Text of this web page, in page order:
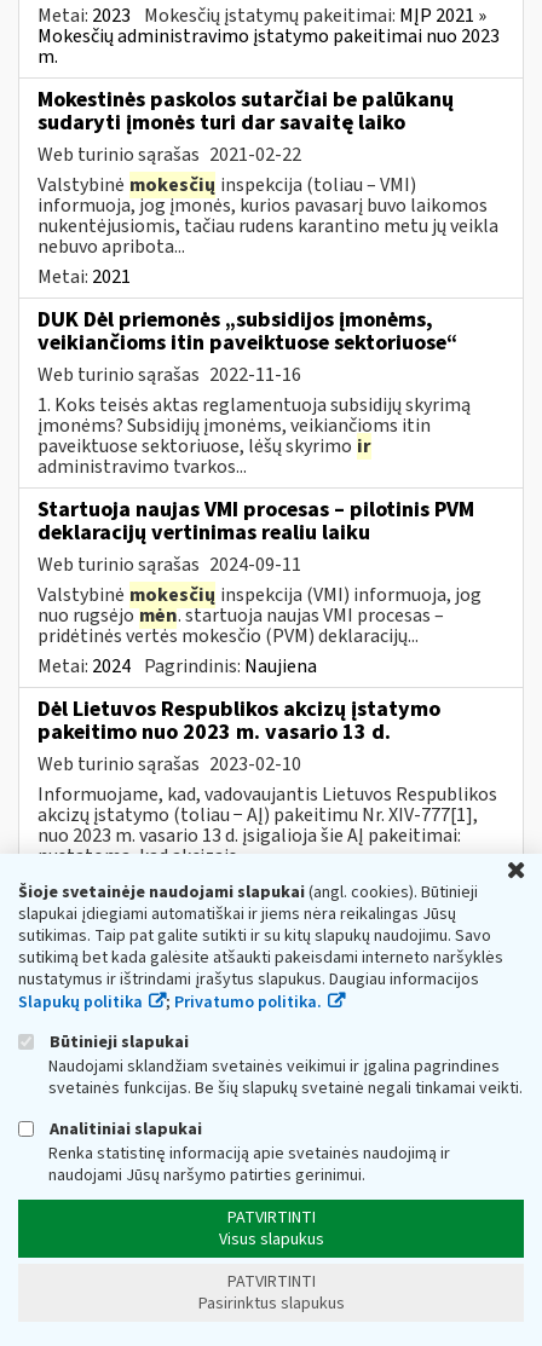
Metai: 2023 Mokesčių įstatymų pakeitimai: MĮP 2021 »
Mokesčių administravimo įstatymo pakeitimai nuo 2023
m.
Mokestinės paskolos sutarčiai be palūkanų
sudaryti įmonės turi dar savaitę laiko
Web turinio sąrašas 2021-02-22
Valstybinė mokesčių inspekcija (toliau – VMI)
informuoja, jog įmonės, kurios pavasarį buvo laikomos
nukentėjusiomis, tačiau rudens karantino metu jų veikla
nebuvo apribota...
Metai: 2021
DUK Dėl priemonės „subsidijos įmonėms,
veikiančioms itin paveiktuose sektoriuose“
Web turinio sąrašas 2022-11-16
1. Koks teisės aktas reglamentuoja subsidijų skyrimą
įmonėms? Subsidijų įmonėms, veikiančioms itin
paveiktuose sektoriuose, lėšų skyrimo ir
administravimo tvarkos...
Startuoja naujas VMI procesas – pilotinis PVM
deklaracijų vertinimas realiu laiku
Web turinio sąrašas 2024-09-11
Valstybinė mokesčių inspekcija (VMI) informuoja, jog
nuo rugsėjomėn. startuoja naujas VMI procesas –
pridėtinės vertės mokesčio (PVM) deklaracijų...
Metai: 2024 Pagrindinis: Naujiena
Dėl Lietuvos Respublikos akcizų įstatymo
pakeitimo nuo 2023 m. vasario 13 d.
Web turinio sąrašas 2023-02-10
Informuojame, kad, vadovaujantis Lietuvos Respublikos
akcizų įstatymo (toliau − AĮ) pakeitimu Nr. XIV-777[1],
nuo 2023 m. vasario 13 d. įsigalioja šie AĮ pakeitimai:
nustatoma, kad akcizais...
Metai:2023 Mokesčių įstatymų pakeitimai:MĮP 2021 »
Akcizų mokesčių pakeitimai nuo 2023 m.
Privalomojo sveikatos draudimo (toliau - PSD)
įmokos
Web turinio sąrašas 2020-02-27
Pagrindinis teisės aktas - Lietuvos Respublikos
sveikatos draudimo įstatymas (toliau – SDĮ). Mokesčio
mokėtojai - Fiziniai asmenys VMI iki 2015-12-31
administruoja:...
VMI: daugiau nukentėjusių nuo COVID-19
verslininkų gali teikti paraišką subsidijai
Web turinio sąrašas 2021-04-07
Valstybinė mokesčių inspekcija (toliau – VMI)
informuoja, jog įsigaliojus subsidijų nuo COVID-19
nukentėjusioms įmonėms Aprašo pakeitimui,
individualioms įmonėms, mažosioms bendrijoms,...
Šioje svetainėje naudojami slapukai(angl. cookies). Būtinieji
slapukai įdiegiami automatiškai ir jiems nėra reikalingas Jūsų
sutikimas. Taip pat galite sutikti ir su kitų slapukų naudojimu. Savo
sutikimą bet kada galėsite atšaukti pakeisdami interneto naršyklės
nustatymus ir ištrindami įrašytus slapukus. Daugiau informacijos
Slapukų politika
; Privatumo politika.
Būtinieji slapukai
Naudojami sklandžiam svetainės veikimui ir įgalina pagrindines
svetainės funkcijas. Be šių slapukų svetainė negali tinkamai veikti.
Analitiniai slapukai
Renka statistinę informaciją apie svetainės naudojimą ir
naudojami Jūsų naršymo patirties gerinimui.
PATVIRTINTI
Visus slapukus
PATVIRTINTI
Pasirinktus slapukus